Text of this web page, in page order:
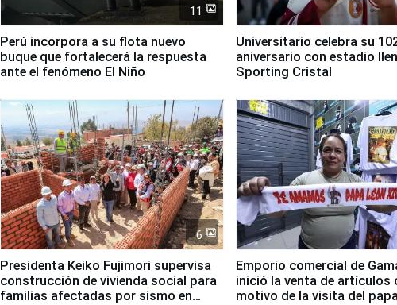
11
Perú incorpora a su flota nuevo
buque que fortalecerá la respuesta
ante el fenómeno El Niño
Universitario celebra su
aniversario con estadio
Sporting Cristal
6
Presidenta Keiko Fujimori supervisa
construcción de vivienda social para
familias afectadas por sismo en
Emporio comercial de
inició la venta de artículos
motivo de la visita del